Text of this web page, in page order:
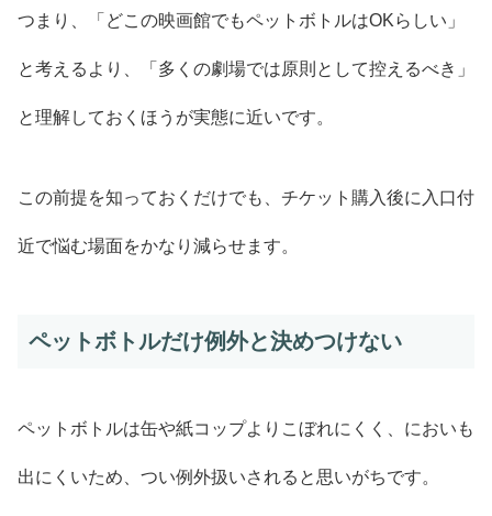
つまり、「どこの映画館でもペットボトルはOKらしい」
と考えるより、「多くの劇場では原則として控えるべき」
と理解しておくほうが実態に近いです。
この前提を知っておくだけでも、チケット購入後に入口付
近で悩む場面をかなり減らせます。
ペットボトルだけ例外と決めつけない
ペットボトルは缶や紙コップよりこぼれにくく、においも
出にくいため、つい例外扱いされると思いがちです。